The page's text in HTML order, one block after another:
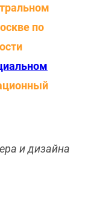
по
и дизайна